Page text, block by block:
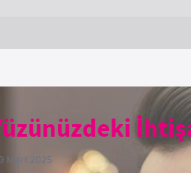
Mart 2025